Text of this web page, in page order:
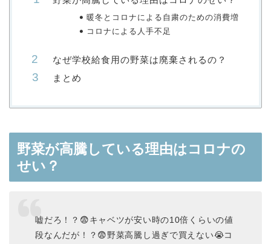
暖冬とコロナによる自粛のための消費増
コロナによる人手不足
なぜ学校給食用の野菜は廃棄されるの？
まとめ
野菜が高騰している理由はコロナの
せい？
嘘だろ！？😨キャベツが安い時の10倍くらいの値
段なんだが！？😨野菜高騰し過ぎで買えない😭コ